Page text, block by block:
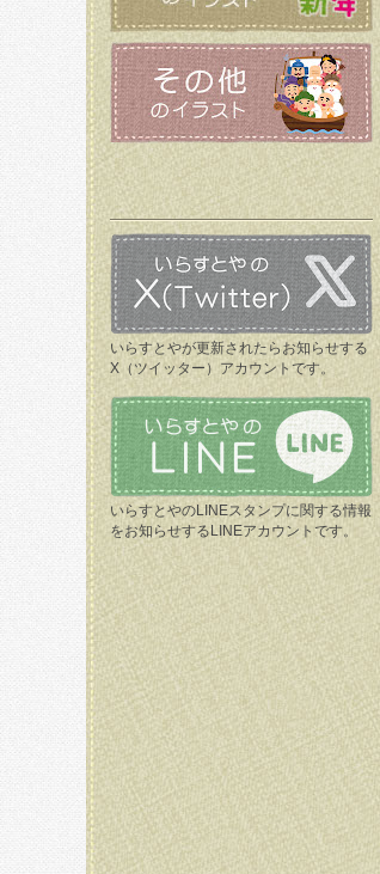
いらすとやが更新されたらお知らせする
X（ツイッター）アカウントです。
いらすとやのLINEスタンプに関する情報
をお知らせするLINEアカウントです。